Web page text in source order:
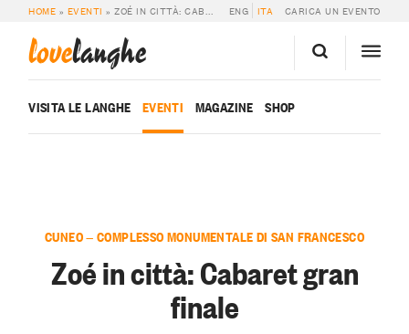
HOME » EVENTI »ZOÉ IN CITTÀ: CABARET GRAN FINALE ENG ITA CARICA UN EVENTO
lovelanghe
VISITA LE LANGHE EVENTI MAGAZINE SHOP
CUNEO — COMPLESSO MONUMENTALE DI SAN FRANCESCO
Zoé in città: Cabaret gran
finale